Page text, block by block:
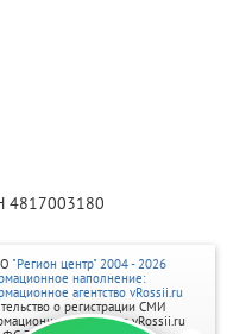
4817003180
"Регион центр" 2004 - 2026
наполнение:
агентство vRossii.ru
о регистрации СМИ
агентства vRossii.ru